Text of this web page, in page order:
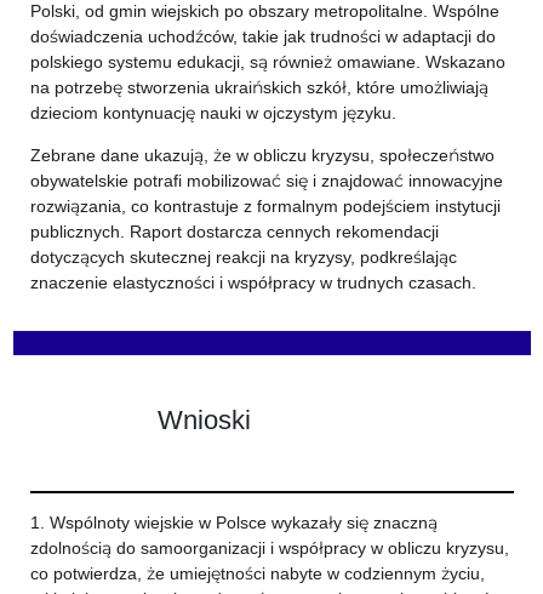
Polski, od gmin wiejskich po obszary metropolitalne. Wspólne
doświadczenia uchodźców, takie jak trudności w adaptacji do
polskiego systemu edukacji, są również omawiane. Wskazano
na potrzebę stworzenia ukraińskich szkół, które umożliwiają
dzieciom kontynuację nauki w ojczystym języku.
Zebrane dane ukazują, że w obliczu kryzysu, społeczeństwo
obywatelskie potrafi mobilizować się i znajdować innowacyjne
rozwiązania, co kontrastuje z formalnym podejściem instytucji
publicznych. Raport dostarcza cennych rekomendacji
dotyczących skutecznej reakcji na kryzysy, podkreślając
znaczenie elastyczności i współpracy w trudnych czasach.
Wnioski
1. Wspólnoty wiejskie w Polsce wykazały się znaczną
zdolnością do samoorganizacji i współpracy w obliczu kryzysu,
co potwierdza, że umiejętności nabyte w codziennym życiu,